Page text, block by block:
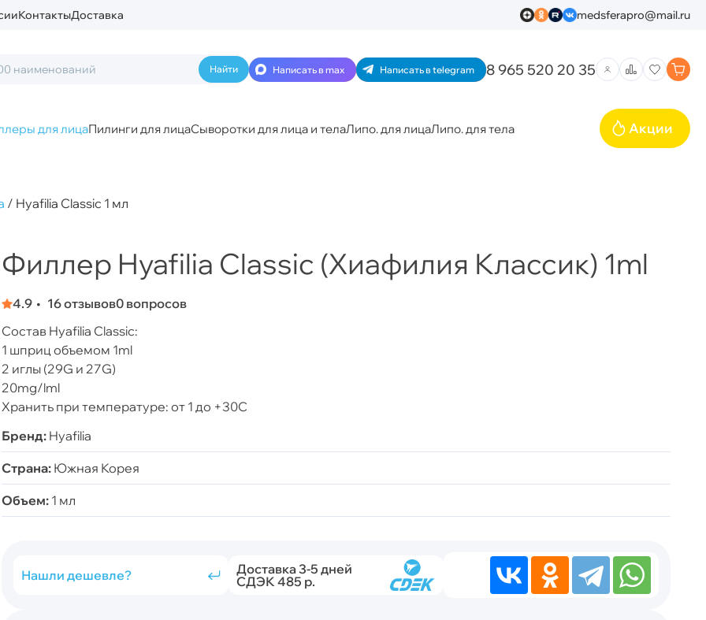
КонтактыДоставка medsferapro@mail.ru
Написать в max Написать в telegram 8 965 520 20 35
для лицаПилинги для лицаСыворотки для лица и телаЛипо. для лицаЛипо. для тела Акции
/ Hyafilia Classic 1 мл
Филлер Hyafilia Classic (Хиафилия Классик) 1ml
4.9 16 отзывов0 вопросов
Состав Hyafilia Classic:
1 шприц объемом 1ml
2 иглы (29G и 27G)
20mg/lml
Хранить при температуре: от 1 до +30C
Бренд: Hyafilia
Страна: Южная Корея
Объем: 1 мл
Нашли дешевле?
Доставка 3-5 дней
СДЭК 485 р.